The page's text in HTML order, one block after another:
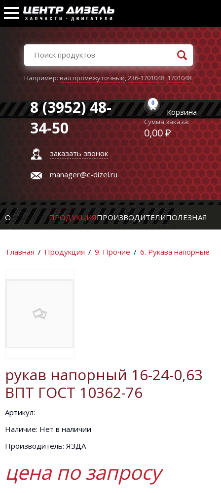
Например:вал промежуточный,236-1701048,1701048
8 (3952) 48-
34-50
заказать звонок
manager@c-dizel.ru
0
Корзина
Сумма заказа:
0,00 ₽
О ПРОДУКЦИЯПРОИЗВОДИТЕЛИПОЛЕЗНАЯ
Главная / Продукция / 9. Прочие / 6. Рукава напорные
рукав напорный 16-24-0,63
ВПТ ГОСТ 10362-76
Артикул:
Наличие: Нет в наличии
Производитель: ЯЗДА
цена по запросу